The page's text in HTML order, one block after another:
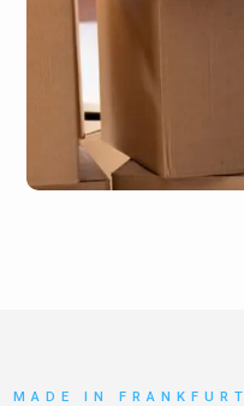
MADE IN FRANKFURT